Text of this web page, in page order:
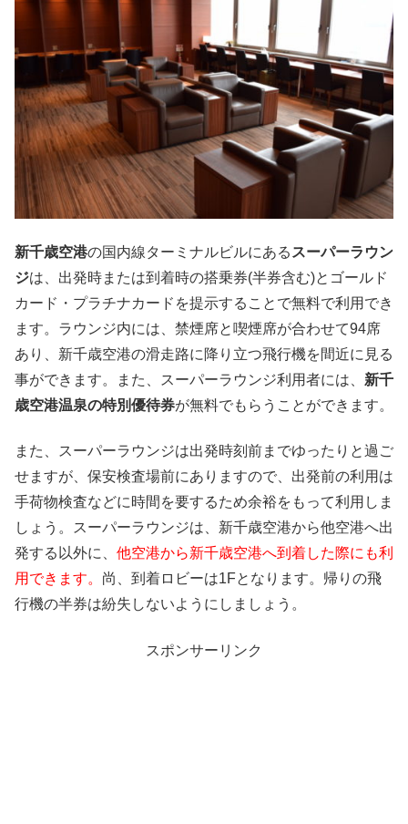
新千歳空港の国内線ターミナルビルにある スーパーラウン
ジは、出発時または到着時の搭乗券(半券含む)とゴールド
カード・プラチナカードを提示することで無料で利用でき
ます。ラウンジ内には、禁煙席と喫煙席が合わせて94席
あり、新千歳空港の滑走路に降り立つ飛行機を間近に見る
事ができます。また、スーパーラウンジ利用者には、 新千
歳空港温泉の特別優待券が無料でもらうことができます。
また、スーパーラウンジは出発時刻前までゆったりと過ご
せますが、保安検査場前にありますので、出発前の利用は
手荷物検査などに時間を要するため余裕をもって利用しま
しょう。スーパーラウンジは、新千歳空港から他空港へ出
発する以外に、 他空港から新千歳空港へ到着した際にも利
用できます。 尚、到着ロビーは1Fとなります。帰りの飛
行機の半券は紛失しないようにしましょう。
スポンサーリンク